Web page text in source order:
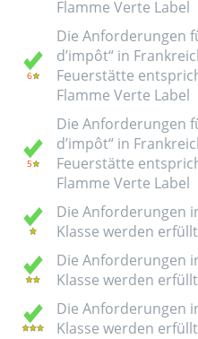
Flamme Verte Label
Die Anforderungen
d’impôt“ in
Feuerstätte
Flamme Verte Label
Die Anforderungen
d’impôt“ in
Feuerstätte
Flamme Verte Label
Die Anforderungen
Klasse werden
Die Anforderungen
Klasse werden
Die Anforderungen
Klasse werden